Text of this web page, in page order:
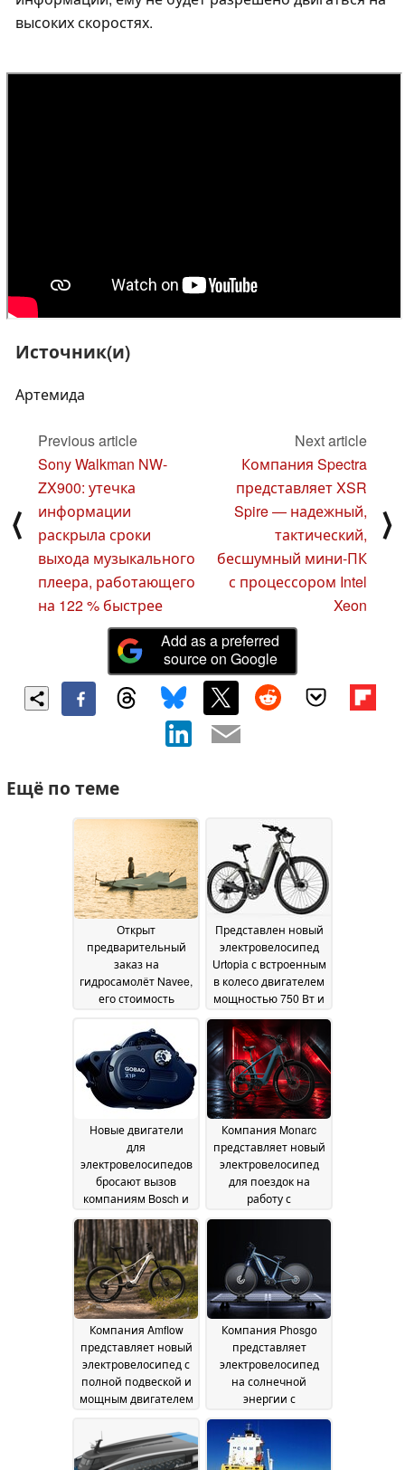
высоких скоростях.
Источник(и)
Артемида
⟨
Previous article
Sony Walkman NW-
ZX900: утечка
информации
раскрыла сроки
выхода музыкального
плеера, работающего
на 122 % быстрее
Next article
Компания Spectra
представляет XSR
Spire — надежный,
тактический,
бесшумный мини-ПК
с процессором Intel
Xeon
⟩
Add as a preferred
source on Google
Ещё по теме
Открыт
предварительный
заказ на
гидросамолёт Navee,
его стоимость
тысяч04 July 2026
Представлен новый
электровелосипед
Urtopia с встроенным
в колесо двигателем
мощностью 750 Вт и
аккумулятором
емкостью 802 Вт·ч27
June 2026
Новые двигатели
для
электровелосипедов
бросают вызов
компаниям Bosch и
Amflow благодаря
встроенному
переключателю
передач и
крутящему моменту
до 150 Нм27 June 2026
Компания Monarc
представляет новый
электровелосипед
для поездок на
работу с
впечатляющим
миль25 June 2026
Компания Amflow
представляет новый
электровелосипед с
полной подвеской и
мощным двигателем
Компания Phosgo
представляет
электровелосипед
на солнечной
энергии с
впечатляющим
запасом хода в 120
миль22 June 2026